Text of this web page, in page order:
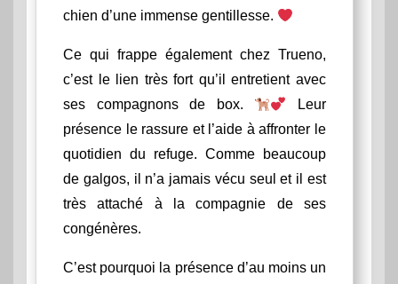
chien d’une immense gentillesse.
Ce qui frappe également chez Trueno,
c’est le lien très fort qu’il entretient avec
ses compagnons de box.
Leur
présence le rassure et l’aide à affronter le
quotidien du refuge. Comme beaucoup
de galgos, il n’a jamais vécu seul et il est
très attaché à la compagnie de ses
congénères.
C’est pourquoi la présence d’au moins un